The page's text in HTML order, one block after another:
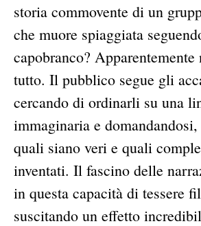
storia commovente di un
che muore spiaggiata
capobranco?
tutto. Il pubblico segue gli
cercando di ordinarli su una
immaginaria e
quali siano veri e quali
inventati. Il fascino delle
in questa capacità di tessere
suscitando un effetto